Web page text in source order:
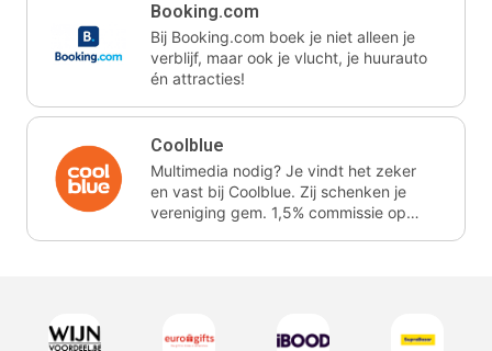
Booking.com
Bij Booking.com boek je niet alleen je
verblijf, maar ook je vlucht, je huurauto
én attracties!
Coolblue
Multimedia nodig? Je vindt het zeker
en vast bij Coolblue. Zij schenken je
vereniging gem. 1,5% commissie op